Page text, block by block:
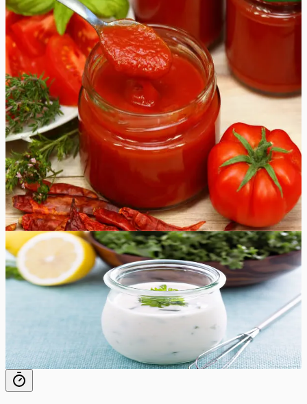
Ketšupi retsept
Olge valmis lisama kõikidele oma lemmikroogadele
värsket maitset selle omatehtud ketšupi retseptiga, mida
on lihtne valmistada ja millele on võimatu vastu panna.
Võimalused ketšupi kasutamiseks on lõputud, mistõttu
on hea, kui teil on alati pudel omatehtud ketšupit
käepärast. Unustage poest ostetud kraam ja proovige
seda maitsvat kodust ketšupit! Enamik tomatikastmeid
valmistatakse Roma- või ploomtomatitest, kuna nende
niiskusesisaldus on madalam ja maitse on tugev. Võite
eksperimenteerida käepäraste tomatitega, nii saab iga
partii uue maitsega!
80min
32tk
Lihtne
4.8Hinnang:(8)
Ranch kaste
Täiuslikult vürtsikas ja kreemjas kodune Ranch kaste
maitseb paremini kui ükskõik milline poest ostetud kaste.
24 tk